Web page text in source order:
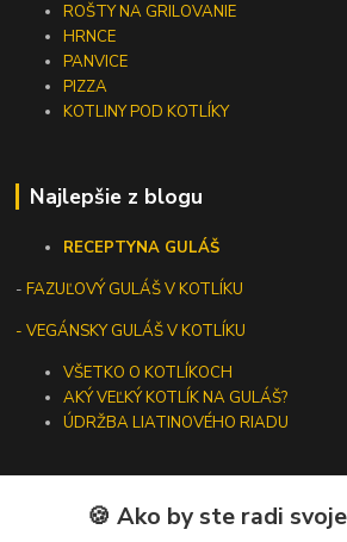
ROŠTY NA GRILOVANIE
HRNCE
PANVICE
PIZZA
KOTLINY POD KOTLÍKY
Najlepšie z blogu
RECEPTYNA GULÁŠ
-FAZUĽOVÝ GULÁŠ V KOTLÍKU
- VEGÁNSKY GULÁŠ V KOTLÍKU
VŠETKO O KOTLÍKOCH
AKÝ VEĽKÝ KOTLÍK NA GULÁŠ?
ÚDRŽBA LIATINOVÉHO RIADU
🍪 Ako by ste radi